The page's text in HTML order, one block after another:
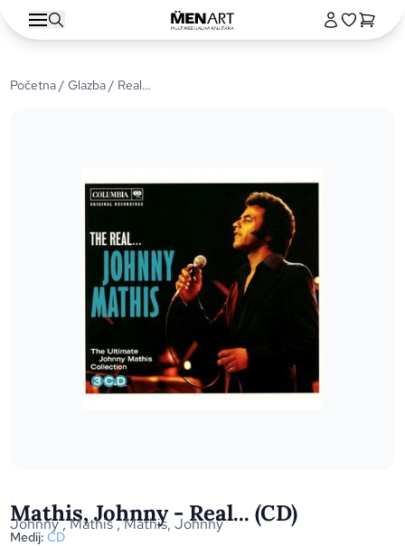
Početna/Glazba/ Real…
Mathis, Johnny - Real... (CD)
Johnny,Mathis,Mathis, Johnny
Medij: CD